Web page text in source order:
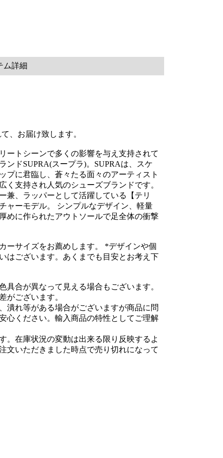
ム詳細
、お届け致します。
ートシーンで多くの影響を与え支持されて
ンドSUPRA(スープラ)。SUPRAは、スケ
プに君臨し、蒼々たる面々のアーティスト
く支持され人気のシューズブランドです。
兼、ラッパーとして活躍している【テリ
ャーモデル。 シンプルなデザイン、軽量
めに作られたアウトソールで足全体の衝撃
ーサイズをお薦めします。 *デザインや個
はございます。あくまでも目安とお考え下
具合が異なって見える場合もございます。
がございます。
潰れ等がある場合がございますが商品に問
心ください。輸入商品の特性としてご理解
。在庫状況の変動は出来る限り反映するよ
文いただきました時点で売り切れになって